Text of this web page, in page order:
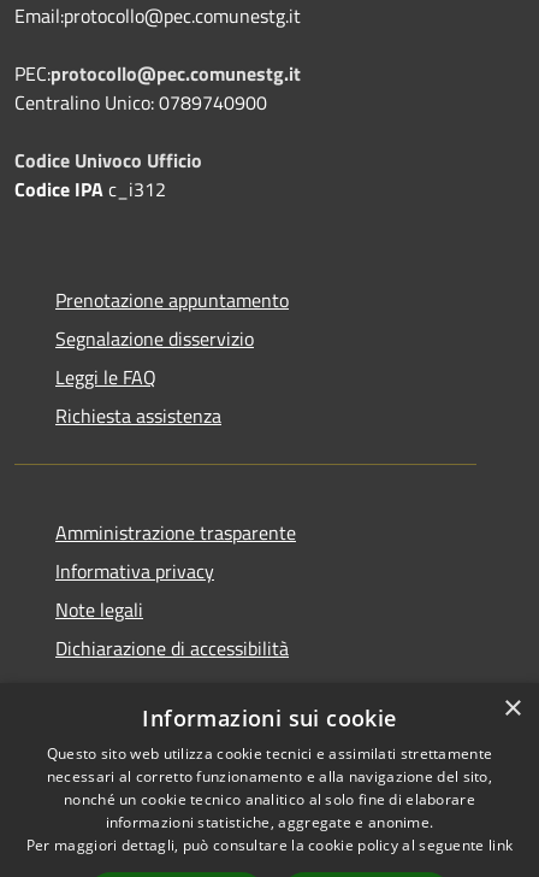
Email:protocollo@pec.comunestg.it
PEC:protocollo@pec.comunestg.it
Centralino Unico: 0789740900
Codice Univoco Ufficio
Codice IPAc_i312
Prenotazione appuntamento
Segnalazione disservizio
Leggi le FAQ
Richiesta assistenza
Amministrazione trasparente
Informativa privacy
Note legali
Dichiarazione di accessibilità
RSS
Accessibilità
Cookie
Copyright © 2026 • Comune di
Santa Teresa Gallura •
Powered byMunicipium
Accesso redazione
×
Informazioni sui cookie
Questo sito web utilizza cookie tecnici e assimilati strettamente
necessari al corretto funzionamento e alla navigazione del sito,
nonché un cookie tecnico analitico al solo fine di elaborare
informazioni statistiche, aggregate e anonime.
Per maggiori dettagli, può consultare la cookie policy al seguente link